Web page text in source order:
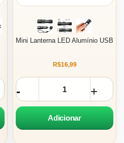
Mini Lanterna LED Alumínio USB
R$16,99
Adicionar